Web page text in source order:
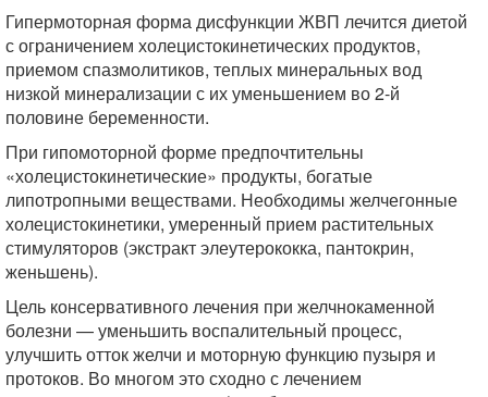
Гипермоторная форма дисфункции ЖВП лечится диетой
с ограничением холецистокинетических продуктов,
приемом спазмолитиков, теплых минеральных вод
низкой минерализации с их уменьшением во 2-й
половине беременности.
При гипомоторной форме предпочтительны
«холецистокинетические» продукты, богатые
липотропными веществами. Необходимы желчегонные
холецистокинетики, умеренный прием растительных
стимуляторов (экстракт элеутерококка, пантокрин,
женьшень).
Цель консервативного лечения при желчнокаменной
болезни — уменьшить воспалительный процесс,
улучшить отток желчи и моторную функцию пузыря и
протоков. Во многом это сходно с лечением